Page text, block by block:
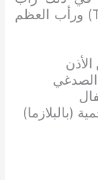
العظم الصدغي عبر الفم (TORP) ورأب العظم
الصدغي
(بالبلازما)